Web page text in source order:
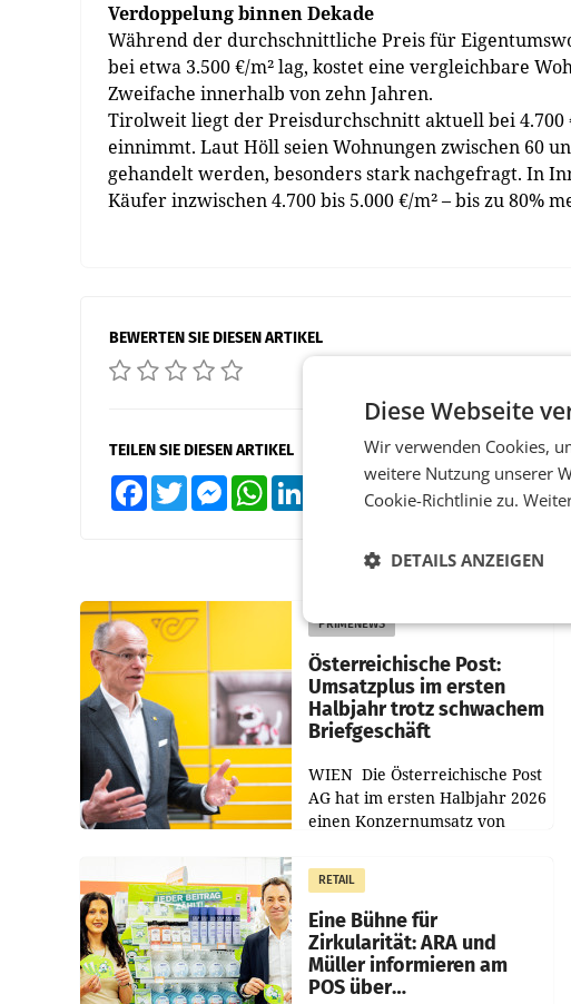
Verdoppelung binnen Dekade
Während der durchschnittliche Preis für
bei etwa 3.500 €/m² lag, kostet eine vergleichbare
Zweifache innerhalb von zehn Jahren.
Tirolweit liegt der Preisdurchschnitt aktuell bei 4.700
einnimmt. Laut Höll seien Wohnungen zwischen 60
gehandelt werden, besonders stark nachgefragt. In
Käufer inzwischen 4.700 bis 5.000 €/m² – bis zu 80%
BEWERTEN SIE DIESEN ARTIKEL
TEILEN SIE DIESEN ARTIKEL
FacebookTwitter MessengerWhatsApp XING Teilen
PRIMENEWS
Österreichische Post:
Umsatzplus im ersten
Halbjahr trotz schwachem
Briefgeschäft
WIEN Die Österreichische Post
AG hat im ersten Halbjahr 2026
einen Konzernumsatz von
erwirtschaftet, was einem Plus
von 3,8 Prozent gegenüber
dem Vergleichszeitraum
RETAIL
Eine Bühne für
Zirkularität: ARA und
Müller informieren am
POS über
Diese Webseite
Wir verwenden Cookies,
weitere Nutzung unserer
Cookie-Richtlinie zu.
DETAILS ANZEIGEN